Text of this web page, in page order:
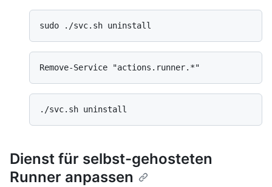
Dienst für selbst-gehosteten
Runner anpassen